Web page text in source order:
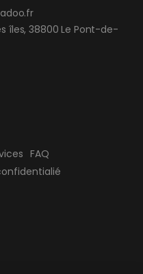
îles, 38800 Le Pont-de-
FAQ